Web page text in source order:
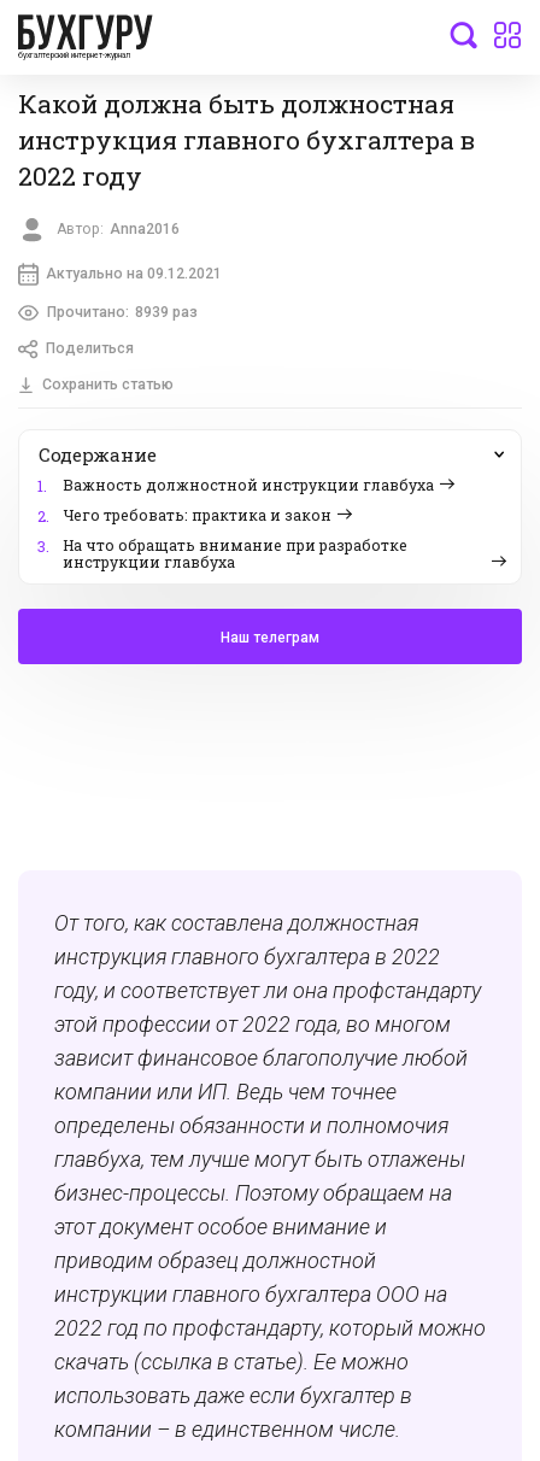
бухгалтерский интернет-журнал
Какой должна быть должностная
инструкция главного бухгалтера в
2022 году
Автор: Anna2016
Актуально на 09.12.2021
Прочитано: 8939 раз
Поделиться
Сохранить статью
Содержание
1.
Важность должностной инструкции главбуха
2.
Чего требовать: практика и закон
3.
На что обращать внимание при разработке
инструкции главбуха
Наш телеграм
От того, как составлена должностная
инструкция главного бухгалтера в 2022
году, и соответствует ли она профстандарту
этой профессии от 2022 года, во многом
зависит финансовое благополучие любой
компании или ИП. Ведь чем точнее
определены обязанности и полномочия
главбуха, тем лучше могут быть отлажены
бизнес-процессы. Поэтому обращаем на
этот документ особое внимание и
приводим образец должностной
инструкции главного бухгалтера ООО на
2022 год по профстандарту, который можно
скачать (ссылка в статье). Ее можно
использовать даже если бухгалтер в
компании – в единственном числе.